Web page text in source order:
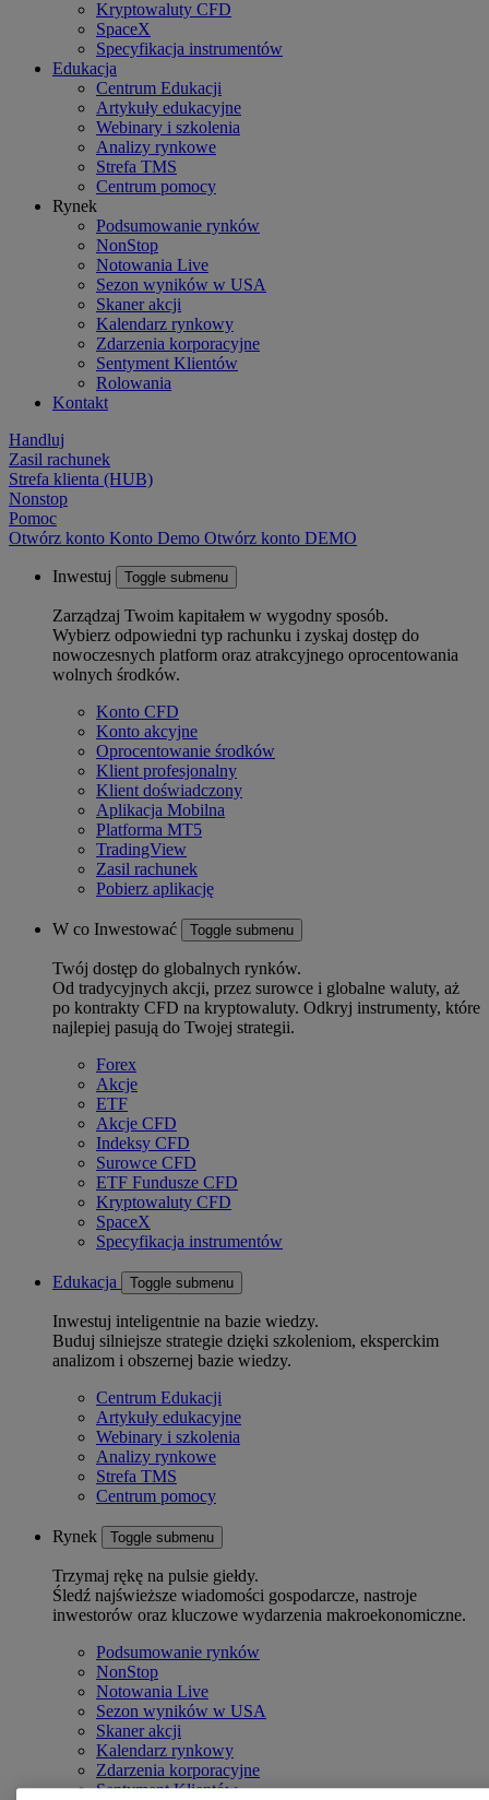
Kryptowaluty CFD
SpaceX
Specyfikacja instrumentów
Edukacja
Centrum Edukacji
Artykuły edukacyjne
Webinary i szkolenia
Analizy rynkowe
Strefa TMS
Centrum pomocy
Rynek
Podsumowanie rynków
NonStop
Notowania Live
Sezon wyników w USA
Skaner akcji
Kalendarz rynkowy
Zdarzenia korporacyjne
Sentyment Klientów
Rolowania
Kontakt
Handluj
Zasil rachunek
Strefa klienta (HUB)
Nonstop
Pomoc
Otwórz konto Konto Demo Otwórz konto DEMO
Inwestuj Toggle submenu
Zarządzaj Twoim kapitałem w wygodny sposób.
Wybierz odpowiedni typ rachunku i zyskaj dostęp do
nowoczesnych platform oraz atrakcyjnego oprocentowania
wolnych środków.
Konto CFD
Konto akcyjne
Oprocentowanie środków
Klient profesjonalny
Klient doświadczony
Aplikacja Mobilna
Platforma MT5
TradingView
Zasil rachunek
Pobierz aplikację
W co Inwestować Toggle submenu
Twój dostęp do globalnych rynków.
Od tradycyjnych akcji, przez surowce i globalne waluty, aż
po kontrakty CFD na kryptowaluty. Odkryj instrumenty, które
najlepiej pasują do Twojej strategii.
Forex
Akcje
ETF
Akcje CFD
Indeksy CFD
Surowce CFD
ETF Fundusze CFD
Kryptowaluty CFD
SpaceX
Specyfikacja instrumentów
Edukacja Toggle submenu
Inwestuj inteligentnie na bazie wiedzy.
Buduj silniejsze strategie dzięki szkoleniom, eksperckim
analizom i obszernej bazie wiedzy.
Centrum Edukacji
Artykuły edukacyjne
Webinary i szkolenia
Analizy rynkowe
Strefa TMS
Centrum pomocy
Rynek Toggle submenu
Trzymaj rękę na pulsie giełdy.
Śledź najświeższe wiadomości gospodarcze, nastroje
inwestorów oraz kluczowe wydarzenia makroekonomiczne.
Podsumowanie rynków
NonStop
Notowania Live
Sezon wyników w USA
Skaner akcji
Kalendarz rynkowy
Zdarzenia korporacyjne
Sentyment Klientów